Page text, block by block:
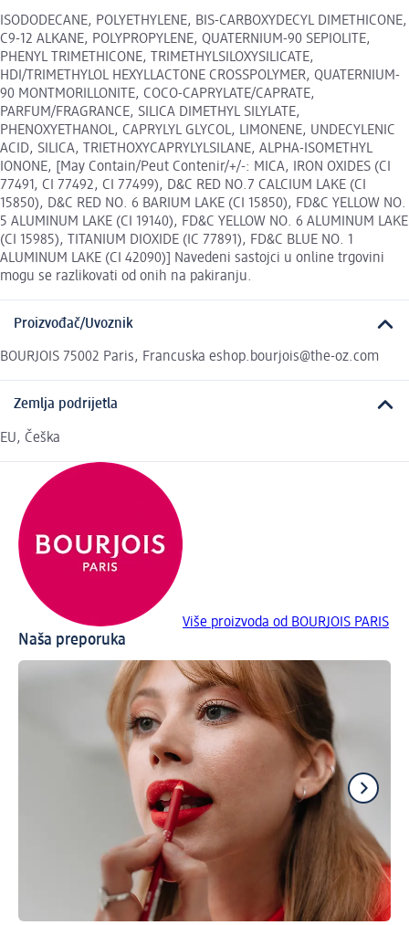
ISODODECANE, POLYETHYLENE, BIS-CARBOXYDECYL DIMETHICONE,
C9-12 ALKANE, POLYPROPYLENE, QUATERNIUM-90 SEPIOLITE,
PHENYL TRIMETHICONE, TRIMETHYLSILOXYSILICATE,
HDI/TRIMETHYLOL HEXYLLACTONE CROSSPOLYMER, QUATERNIUM-
90 MONTMORILLONITE, COCO-CAPRYLATE/CAPRATE,
PARFUM/FRAGRANCE, SILICA DIMETHYL SILYLATE,
PHENOXYETHANOL, CAPRYLYL GLYCOL, LIMONENE, UNDECYLENIC
ACID, SILICA, TRIETHOXYCAPRYLYLSILANE, ALPHA-ISOMETHYL
IONONE, [May Contain/Peut Contenir/+/-: MICA, IRON OXIDES (CI
77491, CI 77492, CI 77499), D&C RED NO.7 CALCIUM LAKE (CI
15850), D&C RED NO. 6 BARIUM LAKE (CI 15850), FD&C YELLOW NO.
5 ALUMINUM LAKE (CI 19140), FD&C YELLOW NO. 6 ALUMINUM LAKE
(CI 15985), TITANIUM DIOXIDE (IC 77891), FD&C BLUE NO. 1
ALUMINUM LAKE (CI 42090)] Navedeni sastojci u online trgovini
mogu se razlikovati od onih na pakiranju.
Proizvođač/Uvoznik
BOURJOIS 75002 Paris, Francuska eshop.bourjois@the-oz.com
Zemlja podrijetla
EU, Češka
Više proizvoda od BOURJOIS PARIS
Naša preporuka